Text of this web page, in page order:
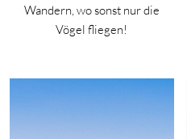
Wandern, wo sonst nur die
Vögel fliegen!